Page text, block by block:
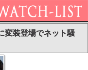
変装登場でネット騒